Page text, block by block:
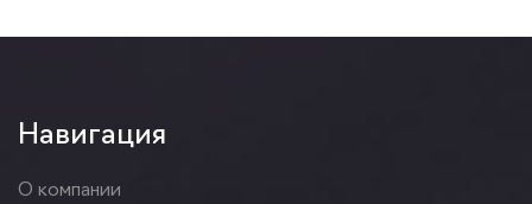
Навигация
О компании